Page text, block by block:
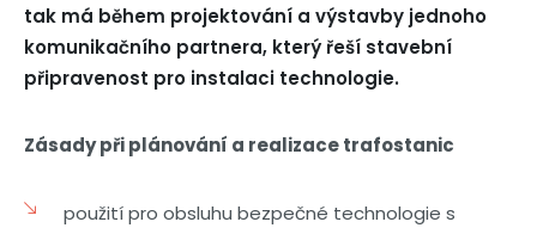
tak má během projektování a výstavby jednoho
komunikačního partnera, který řeší stavební
připravenost pro instalaci technologie.
Zásady při plánování a realizace trafostanic
použití pro obsluhu bezpečné technologie s